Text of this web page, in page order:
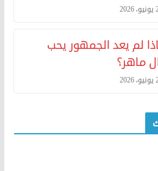
لم يعد الجمهور يحب
ماهر؟